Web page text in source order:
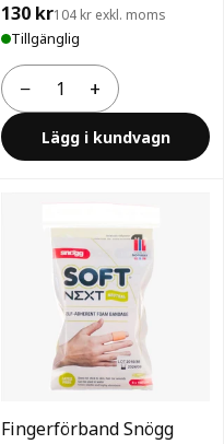
130 kr104 kr exkl. moms
Tillgänglig
−
Antal +
Lägg i kundvagn
Fingerförband Snögg